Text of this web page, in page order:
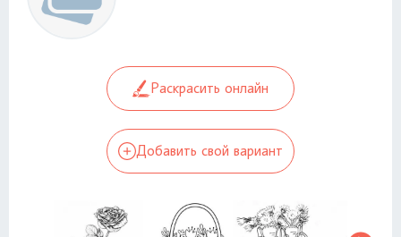
Раскрасить онлайн
Добавить свой вариант